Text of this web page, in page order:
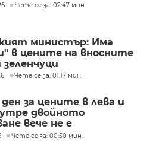
Чете се за: 02:47 мин.
министър: Има
в цените на вносните
зеленчуци
Чете се за: 01:17 мин.
ден за цените в лева и
двойното
вече не е
Чете се за: 00:50 мин.